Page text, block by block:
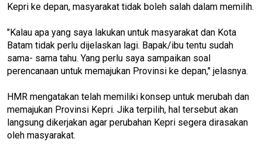
Kepri ke depan, masyarakat tidak boleh salah dalam memilih.
"Kalau apa yang saya lakukan untuk masyarakat dan Kota
Batam tidak perlu dijelaskan lagi. Bapak/ibu tentu sudah
sama- sama tahu. Yang perlu saya sampaikan soal
perencanaan untuk memajukan Provinsi ke depan," jelasnya.
HMR mengatakan telah memiliki konsep untuk merubah dan
memajukan Provinsi Kepri. Jika terpilih, hal tersebut akan
langsung dikerjakan agar perubahan Kepri segera dirasakan
oleh masyarakat.